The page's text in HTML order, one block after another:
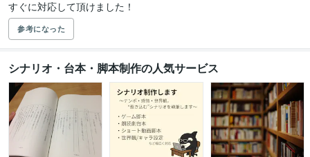
すぐに対応して頂けました！
参考になった
シナリオ・台本・脚本制作の人気サービス